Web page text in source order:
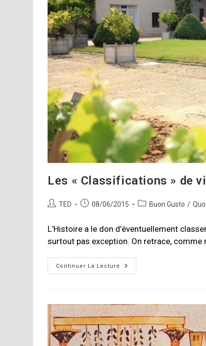
Les « Classifications » de
Auteur/autrice
la
publication :
TED
Publication
08/06/2015
PostBuon Gusto /
L’Histoire a le don d’éventuellement
surtout pas exception. On retrace,
Continuer La Lecture
Les
«